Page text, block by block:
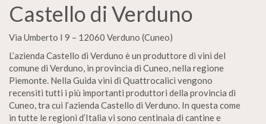
Castello di Verduno
Via Umberto I 9 – 12060 Verduno (Cuneo)
L’azienda Castello di Verduno è un produttore di vini del
comune di Verduno, in provincia di Cuneo, nella regione
Piemonte. Nella Guida vini di Quattrocalici vengono
recensiti tutti i più importanti produttori della provincia di
Cuneo, tra cui l’azienda Castello di Verduno. In questa come
in tutte le regioni d’Italia vi sono centinaia di cantine e